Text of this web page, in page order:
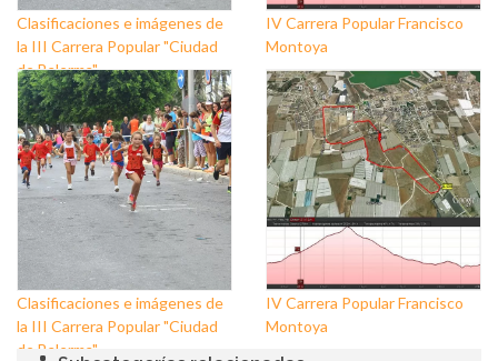
Clasificaciones e imágenes de
la III Carrera Popular "Ciudad
de Balerma"
IV Carrera Popular Francisco
Montoya
Clasificaciones e imágenes de
la III Carrera Popular "Ciudad
de Balerma"
IV Carrera Popular Francisco
Montoya